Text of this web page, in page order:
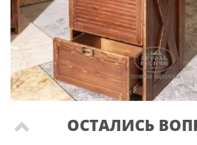
ОСТАЛИСЬ